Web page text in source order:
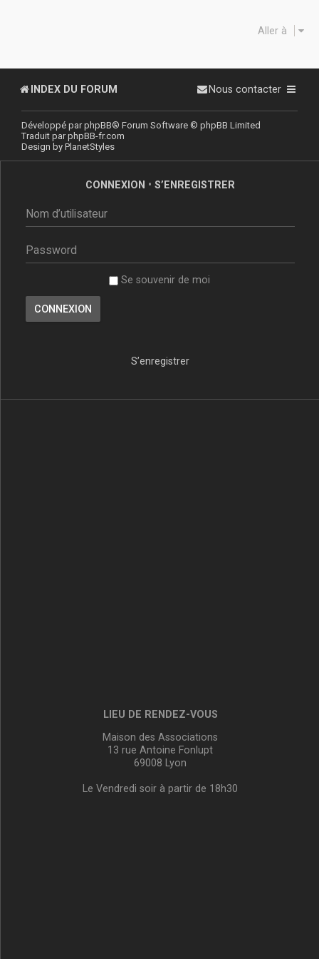
Aller à
INDEX DU FORUM Nous contacter
Développé parphpBB® Forum Software © phpBB Limited
Traduit parphpBB-fr.com
Design by PlanetStyles
CONNEXION • S’ENREGISTRER
Se souvenir de moi
S’enregistrer
LIEU DE RENDEZ-VOUS
Maison des Associations
13 rue Antoine Fonlupt
69008 Lyon
Le Vendredi soir à partir de 18h30